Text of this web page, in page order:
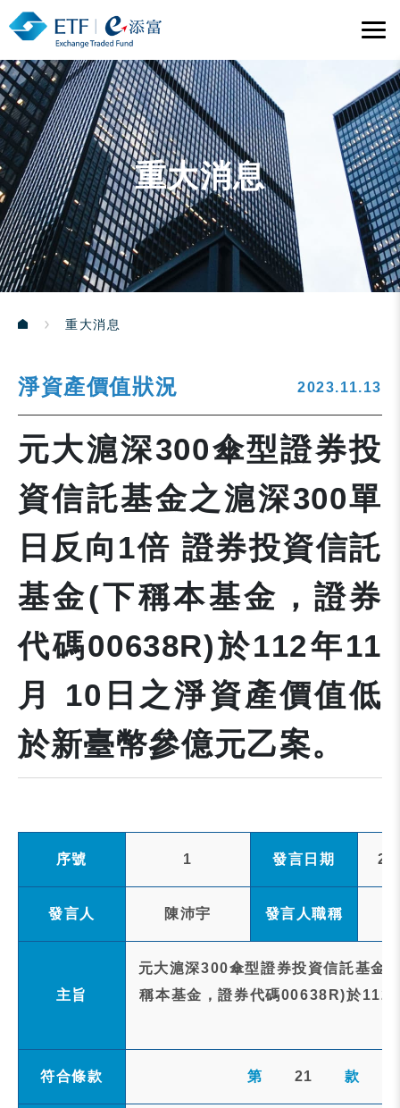
重大消息
重大消息
淨資產價值狀況 2023.11.13
元大滬深300傘型證券投
資信託基金之滬深300單
日反向1倍 證券投資信託
基金(下稱本基金，證券
代碼00638R)於112年11
月 10日之淨資產價值低
於新臺幣參億元乙案。
序號 1 發言日期
發言人 陳沛宇 發言人職稱
主旨
元大滬深300傘型證券投資信託基金
稱本基金，證券代碼00638R)於112
符合條款 第 21 款